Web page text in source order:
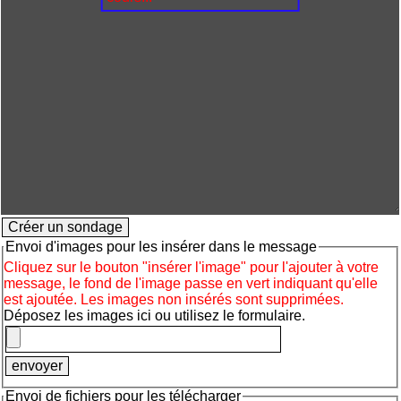
Envoi d'images pour les insérer dans le message
Cliquez sur le bouton "insérer l'image" pour l'ajouter à votre
message, le fond de l'image passe en vert indiquant qu'elle
est ajoutée. Les images non insérés sont supprimées.
Déposez les images ici ou utilisez le formulaire.
Envoi de fichiers pour les télécharger